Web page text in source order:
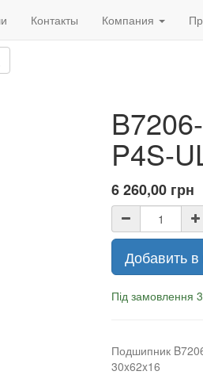
Контакты Компания
P4S-
6 260,00 грн
Добавить в
Під замовлення
Подшипник
30x62x16